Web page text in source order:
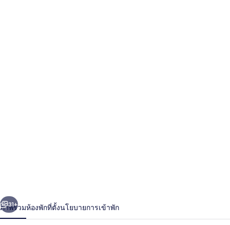
า
ถัดไป
31+
ภาพรวมห้องพักที่ตั้งนโยบายการเข้าพัก